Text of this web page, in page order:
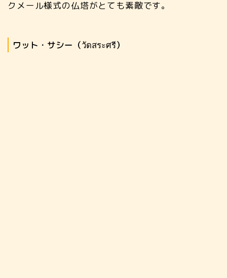
クメール様式の仏塔がとても素敵です。
ワット・サシー（วัดสระศรี）